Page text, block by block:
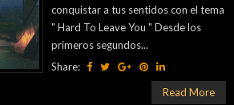
conquistar a tus sentidos con el tema
" Hard To Leave You " Desde los
primeros segundos...
Share:
Read More